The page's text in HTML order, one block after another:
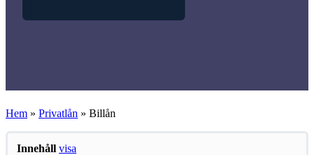
Hem » Privatlån » Billån
Innehåll visa